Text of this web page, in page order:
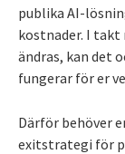
publika AI-
kostnader. I
ändras, kan det
fungerar för er
Därför behöver
exitstrategi för